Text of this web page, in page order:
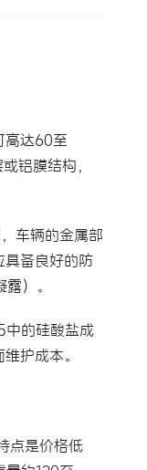
高达60至
铝膜结构，
车辆的金属部
具备良好的防
）。
中的硅酸盐成
护成本。
点是价格低